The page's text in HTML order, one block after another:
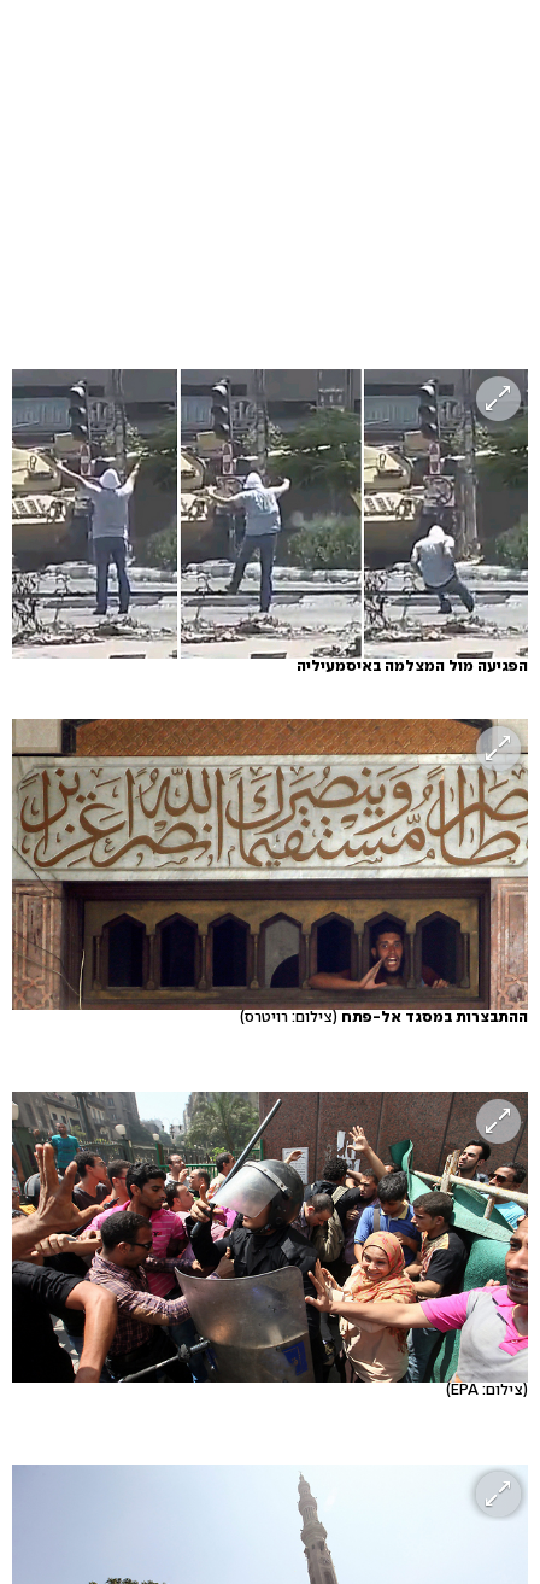
הפגיעה מול המצלמה באיסמעיליה
ההתבצרות במסגד אל-פתח (צילום: רויטרס)
(צילום: EPA)